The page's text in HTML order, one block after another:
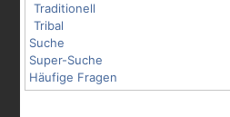
Traditionell
Tribal
Suche
Super-Suche
Häufige Fragen